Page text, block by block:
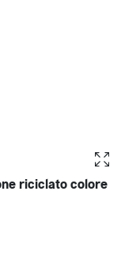
riciclato colore